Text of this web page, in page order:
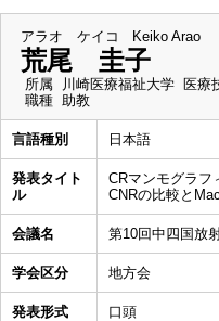
アラオ ケイコ Keiko Arao
荒尾 圭子
所属
川崎医療福祉大学 医療
職種 助教
言語種別 日本語
発表タイト
ル
CRマンモグラフ
CNRの比較と
会議名 第10回中四国放
学会区分 地方会
発表形式 口頭